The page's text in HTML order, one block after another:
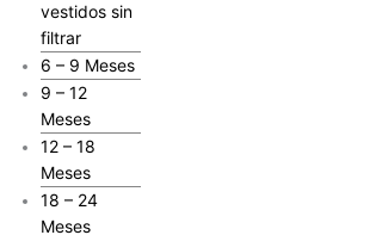
vestidos sin
filtrar
6 – 9 Meses
9 – 12
Meses
12 – 18
Meses
18 – 24
Meses